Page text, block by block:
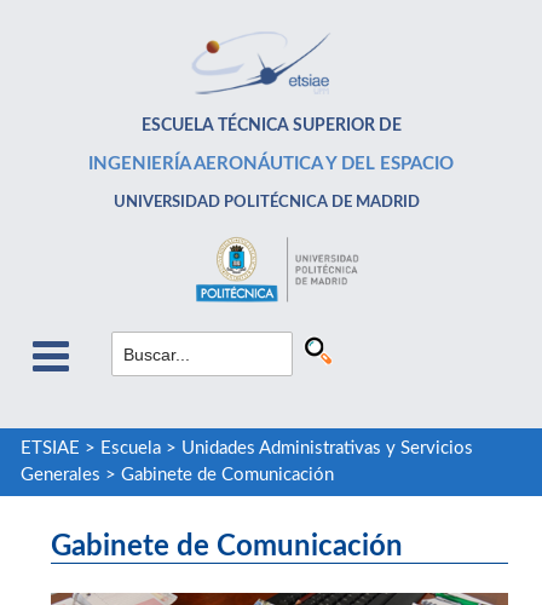
ESCUELA TÉCNICA SUPERIOR DE
INGENIERÍA AERONÁUTICA Y DEL ESPACIO
UNIVERSIDAD POLITÉCNICA DE MADRID
ETSIAE > Escuela> Unidades Administrativas y Servicios
Generales > Gabinete de Comunicación
Gabinete de Comunicación